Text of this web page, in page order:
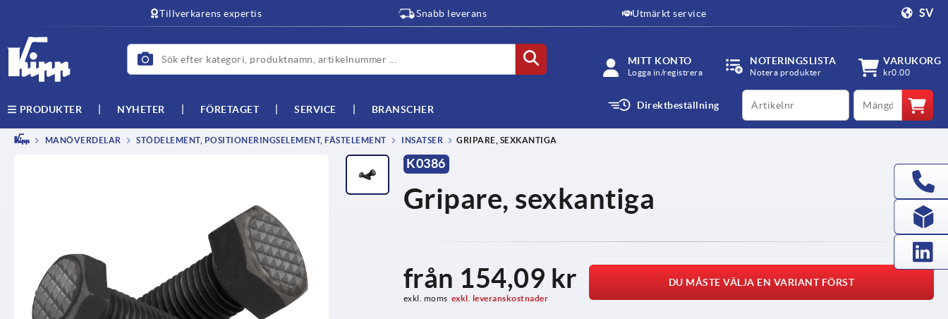
Tillverkarens expertis Snabb leverans Utmärkt service SV
MITT KONTO
Logga in/registrera
NOTERINGSLISTA
Notera produkter
VARUKORG
kr0.00
PRODUKTER NYHETER FÖRETAGET SERVICE BRANSCHER Direktbeställning
productCode qty
MANÖVERDELAR STÖDELEMENT, POSITIONERINGSELEMENT, FÄSTELEMENT INSATSER GRIPARE, SEXKANTIGA
K0386
Gripare, sexkantiga
från 154,09 kr
exkl. moms exkl. leveranskostnader
DU MÅSTE VÄLJA EN VARIANT FÖRST